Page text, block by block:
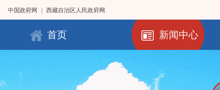
中国政府网 西藏自治区人民政府网
首页 新闻中心